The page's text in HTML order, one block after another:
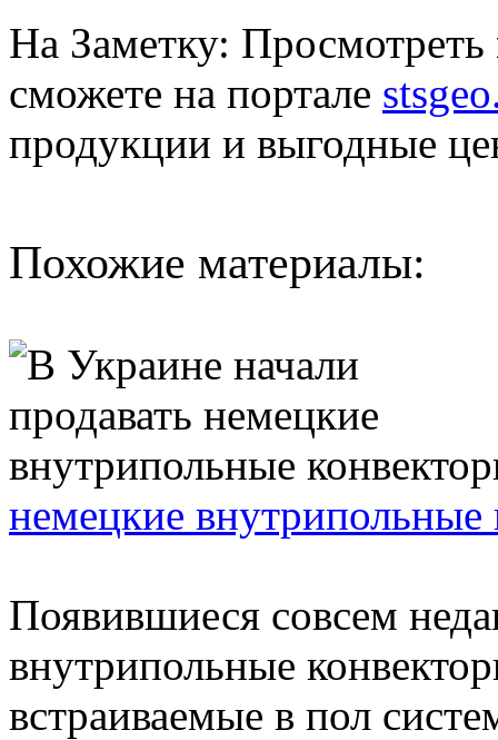
На Заметку: Просмотреть
сможете на портале
продукции и выгодные
Похожие материалы:
немецкие внутрипольные
Появившиеся совсем
внутрипольные
встраиваемые в пол